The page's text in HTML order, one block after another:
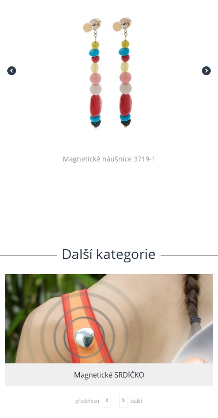
Magnetické náušnice 3719-1
Další. kategorie
Magnetické SRDÍČKO
předchozí další